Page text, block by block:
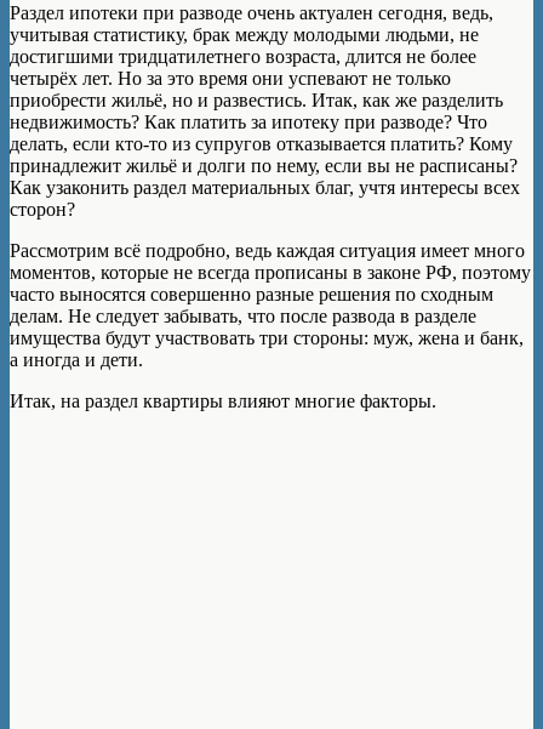
Раздел ипотеки при разводе очень актуален сегодня, ведь,
учитывая статистику, брак между молодыми людьми, не
достигшими тридцатилетнего возраста, длится не более
четырёх лет. Но за это время они успевают не только
приобрести жильё, но и развестись. Итак, как же разделить
недвижимость? Как платить за ипотеку при разводе? Что
делать, если кто-то из супругов отказывается платить? Кому
принадлежит жильё и долги по нему, если вы не расписаны?
Как узаконить раздел материальных благ, учтя интересы всех
сторон?
Рассмотрим всё подробно, ведь каждая ситуация имеет много
моментов, которые не всегда прописаны в законе РФ, поэтому
часто выносятся совершенно разные решения по сходным
делам. Не следует забывать, что после развода в разделе
имущества будут участвовать три стороны: муж, жена и банк,
а иногда и дети.
Итак, на раздел квартиры влияют многие факторы.